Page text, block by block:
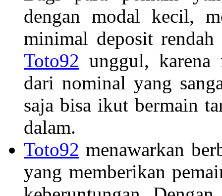
dengan modal kecil,
minimal deposit
Toto92 unggul, karena
dari nominal yang
saja bisa ikut bermain
dalam.
Toto92 menawarkan
yang memberikan